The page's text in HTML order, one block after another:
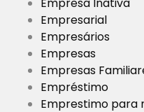
Empresa Inativa
Empresarial
Empresários
Empresas
Empresas
Empréstimo
Emprestimo para